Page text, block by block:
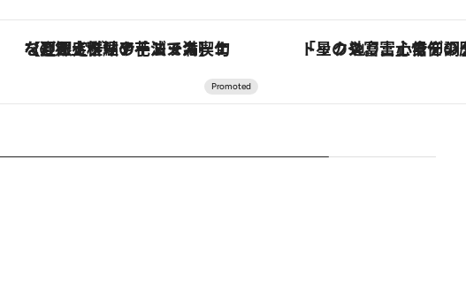
「星のや富士」でデジタルデトックス。冨士信仰の歴史を辿り、心身を調える。 「土佐和ハーブかき氷」がOMO7高知に登場！生姜、